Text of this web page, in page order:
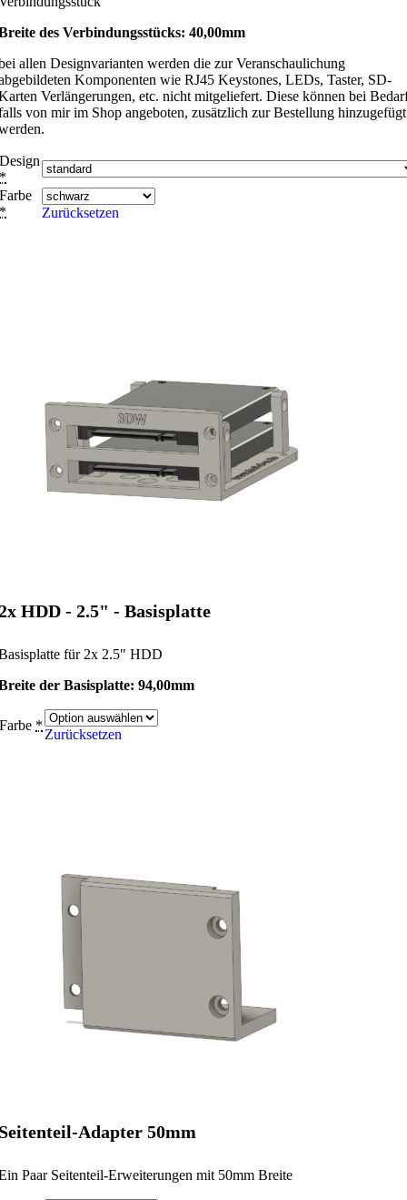
des Verbindungsstücks: 40,00mm
allen Designvarianten werden die zur Veranschaulichung
Komponenten wie RJ45 Keystones, LEDs, Taster, SD-
Verlängerungen, etc. nicht mitgeliefert. Diese können bei
von mir im Shop angeboten, zusätzlich zur Bestellung hinzugefügt
Design
*
Farbe
*
Zurücksetzen
HDD - 2.5" - Basisplatte
für 2x 2.5" HDD
der Basisplatte: 94,00mm
Farbe *
Zurücksetzen
Adapter 50mm
Paar Seitenteil-Erweiterungen mit 50mm Breite